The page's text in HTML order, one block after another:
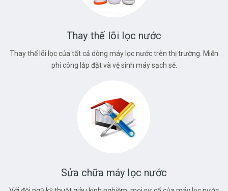
Thay thế lõi lọc nước
Thay thế lõi lọc của tất cả dòng máy lọc nước trên thị trường. Miễn
phí công lắp đặt và vệ sinh máy sạch sẽ.
Sửa chữa máy lọc nước